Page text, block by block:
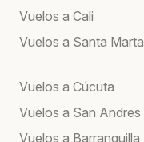
Vuelos a Cali
Vuelos a Santa Marta
Vuelos a Cúcuta
Vuelos a San Andres
Vuelos a Barranquilla